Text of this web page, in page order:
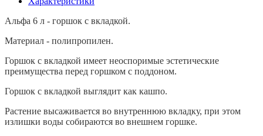
Альфа 6 л - горшок с вкладкой.
Материал - полипропилен.
Горшок с вкладкой имеет неоспоримые эстетические
преимущества перед горшком с поддоном.
Горшок с вкладкой выглядит как кашпо.
Растение высаживается во внутреннюю вкладку, при этом
излишки воды собираются во внешнем горшке.